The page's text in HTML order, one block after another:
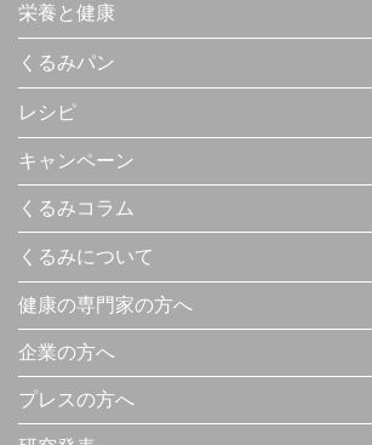
栄養と健康
くるみパン
レシピ
キャンペーン
くるみコラム
くるみについて
健康の専門家の方へ
企業の方へ
プレスの方へ